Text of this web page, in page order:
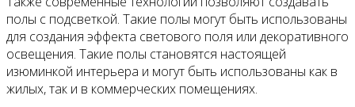
полы с подсветкой. Такие полы могут быть использованы
для создания эффекта светового поля или декоративного
освещения. Такие полы становятся настоящей
изюминкой интерьера и могут быть использованы как в
жилых, так и в коммерческих помещениях.